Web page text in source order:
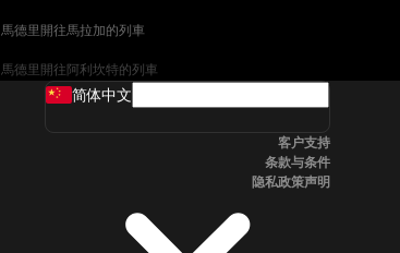
馬德里開往馬拉加的列車
馬德里開往阿利坎特的列車
巴塞罗那開往馬拉加的列車
简体中文
客户支持
条款与条件
隐私政策声明